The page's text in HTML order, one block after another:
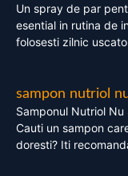
Un spray de par
esential in rutina de
folosesti zilnic
sampon nutriol
Samponul Nutriol
Cauti un sampon
doresti? Iti